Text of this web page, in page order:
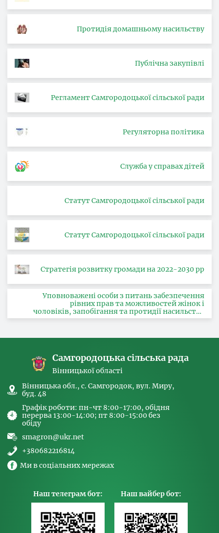
Протидія домашньому насильству
Публічна закупівлі
Регламент Самгородоцької сільської ради
Регуляторна політика
Служба у справах дітей
Статут Самгородоцької сільської ради
Статут Самгородоцької сільської ради
Стратегія розвитку громади на 2022-2030 рр
Уповноважені особи з питань забезпечення
рівних прав та можливостей жінок і
чоловіків, запобігання та протидії насильству
за ознакою статі, з питань здійснення заходів,
Самгородоцька сільська рада
Вінницької області
Вінницька обл., с. Самгородок, вул. Миру,
буд. 48
Графік роботи: пн-чт 8:00-17:00, обідня
перерва 13:00-14:00; пт 8:00-15:00 без
обіду
smagron@ukr.net
+380682216814
Ми в соціальних мережах
Наш телеграм бот: Наш вайбер бот: